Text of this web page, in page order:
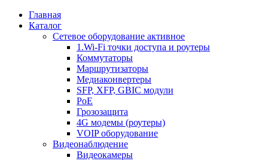
Главная
Каталог
Сетевое оборудование активное
1.Wi-Fi точки доступа и роутеры
Коммутаторы
Маршрутизаторы
Медиаконвертеры
SFP, XFP, GBIC модули
PoE
Грозозащита
4G модемы (роутеры)
VOIP оборудование
Видеонаблюдение
Видеокамеры